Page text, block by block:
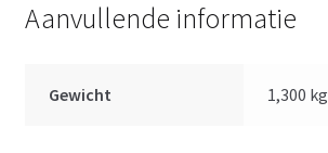
Aanvullende informatie
Gewicht 1,300 kg